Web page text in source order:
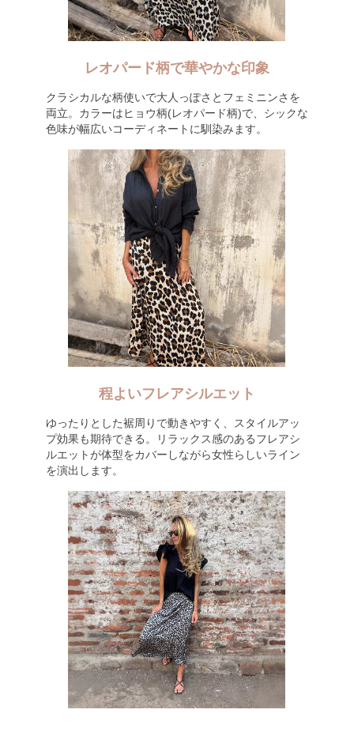
レオパード柄で華やかな印象
クラシカルな柄使いで大人っぽさとフェミニンさを
両立。カラーはヒョウ柄(レオパード柄)で、シックな
色味が幅広いコーディネートに馴染みます。
程よいフレアシルエット
ゆったりとした裾周りで動きやすく、スタイルアッ
プ効果も期待できる。リラックス感のあるフレアシ
ルエットが体型をカバーしながら女性らしいライン
を演出します。